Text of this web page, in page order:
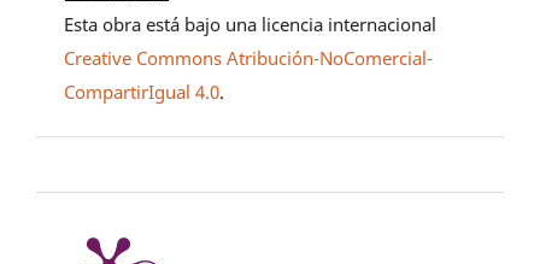
Esta obra está bajo una licencia internacional
Creative Commons Atribución-NoComercial-
CompartirIgual 4.0.